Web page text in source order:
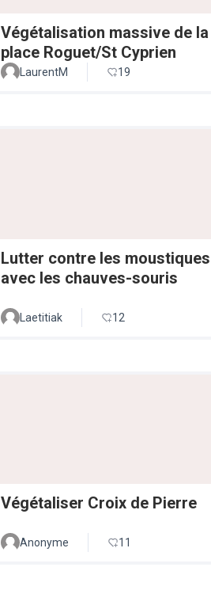
Végétalisation massive de la
place Roguet/St Cyprien
LaurentM 19
Lutter contre les moustiques
avec les chauves-souris
Laetitiak 12
Végétaliser Croix de Pierre
Anonyme 11